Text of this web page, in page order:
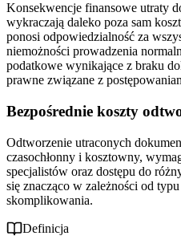
Konsekwencje finansowe utraty
wykraczają daleko poza sam
ponosi odpowiedzialność za
niemożności prowadzenia
podatkowe wynikające z braku
prawne związane z
Bezpośrednie koszty
Odtworzenie utraconych
czasochłonny i kosztowny,
specjalistów oraz dostępu do
się znacząco w zależności od
skomplikowania.
Definicja